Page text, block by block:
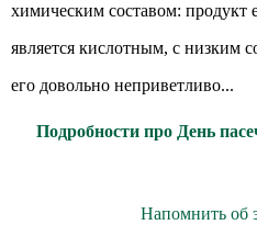
химическим составом: продукт
является кислотным, с низким
его довольно неприветливо...
Подробности про День
Напомнить об